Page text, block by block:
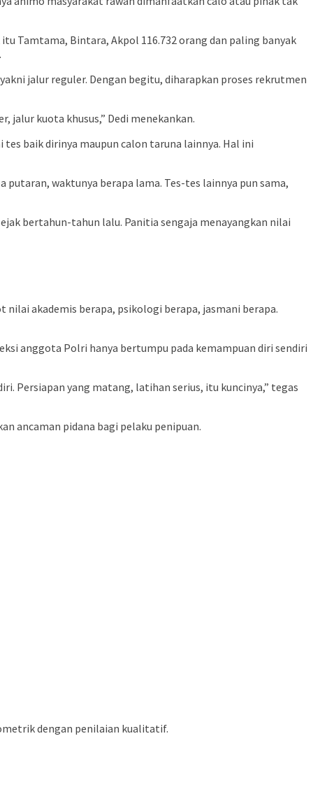
Tamtama, Bintara, Akpol 116.732 orang dan paling banyak
jalur reguler. Dengan begitu, diharapkan proses rekrutmen
kuota khusus,” Dedi menekankan.
baik dirinya maupun calon taruna lainnya. Hal ini
waktunya berapa lama. Tes-tes lainnya pun sama,
bertahun-tahun lalu. Panitia sengaja menayangkan nilai
akademis berapa, psikologi berapa, jasmani berapa.
anggota Polri hanya bertumpu pada kemampuan diri sendiri
Persiapan yang matang, latihan serius, itu kuncinya,” tegas
ancaman pidana bagi pelaku penipuan.
dengan penilaian kualitatif.